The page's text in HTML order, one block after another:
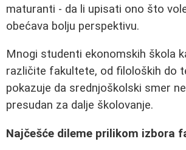
maturanti - da li upisati ono što
obećava bolju perspektivu.
Mnogi studenti ekonomskih škola
različite fakultete, od filoloških do
pokazuje da srednjoškolski smer
presudan za dalje školovanje.
Najčešće dileme prilikom izbora